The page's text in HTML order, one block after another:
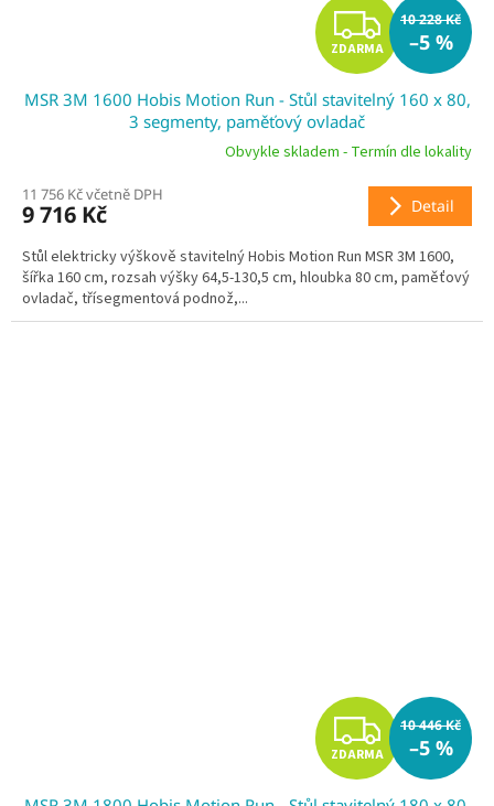
Z
D
A
R
M
A
ZDARMA
10 228 Kč
–5 %
MSR 3M 1600 Hobis Motion Run - Stůl stavitelný 160 x 80,
3 segmenty, paměťový ovladač
Obvykle skladem - Termín dle lokality
11 756 Kč včetně DPH
9 716 Kč Detail
Stůl elektricky výškově stavitelný Hobis Motion Run MSR 3M 1600,
šířka 160 cm, rozsah výšky 64,5-130,5 cm, hloubka 80 cm, paměťový
ovladač, třísegmentová podnož,...
Z
D
ZDARMA
10 446 Kč
–5 %